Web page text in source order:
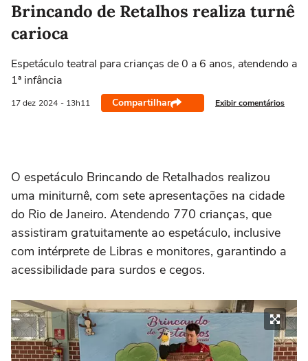
Brincando de Retalhos realiza turnê
carioca
Espetáculo teatral para crianças de 0 a 6 anos, atendendo a
1ª infância
17 dez 2024 - 13h11 Compartilhar Exibir comentários
O espetáculo Brincando de Retalhados realizou
uma miniturnê, com sete apresentações na cidade
do Rio de Janeiro. Atendendo 770 crianças, que
assistiram gratuitamente ao espetáculo, inclusive
com intérprete de Libras e monitores, garantindo a
acessibilidade para surdos e cegos.